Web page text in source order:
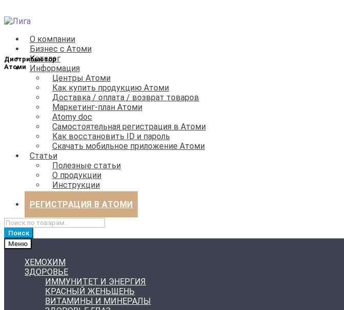
Перейти
навигации
Перейти
содержимому
О компании
Бизнес с Атоми
Каталог
Информация
Центры Атоми
Как купить продукцию Атоми
Доставка / оплата / возврат товаров
Маркетинг-план Атоми
Atomy doc
Самостоятельная регистрация в Атоми
Как восстановить ID и пароль
Скачать мобильное приложение Атоми
Статьи
Полезные статьи
О продукции
Инструкции
РЕГИСТРАЦИЯ В АТОМИ
Искать:
Поиск
Меню
ХЕМОХИМ
ЗДОРОВЬЕ
ИММУНИТЕТ И ЭНЕРГИЯ
КРАСНЫЙ ЖЕНЬШЕНЬ
ВИТАМИНЫ И МИНЕРАЛЫ